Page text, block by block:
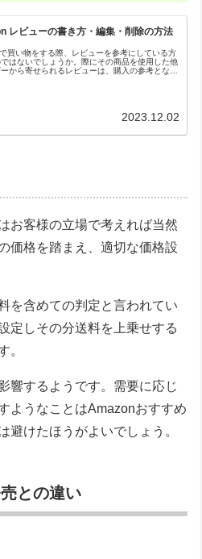
レビューの書き方・編集・削除の方法
買い物をする際、レビューを参考にしている方
はないでしょうか。際にその商品を使用した他
から寄せられるレビューは、購入の参考となる
2023.12.02
お客様の立場で考えれば当然
価格を踏まえ、適切な価格設
を含めての判定と言われてい
定しその分送料を上乗せする
。
響するようです。需要に応じ
ようなことはAmazonおすすめ
避けたほうがよいでしょう。
との違い